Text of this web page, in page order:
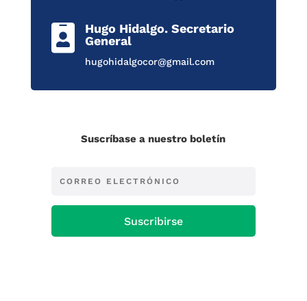

Hugo Hidalgo. Secretario
General
hugohidalgocor@gmail.com
Suscríbase a nuestro boletín
Suscribirse